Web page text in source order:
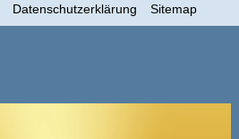
Datenschutzerklärung Sitemap